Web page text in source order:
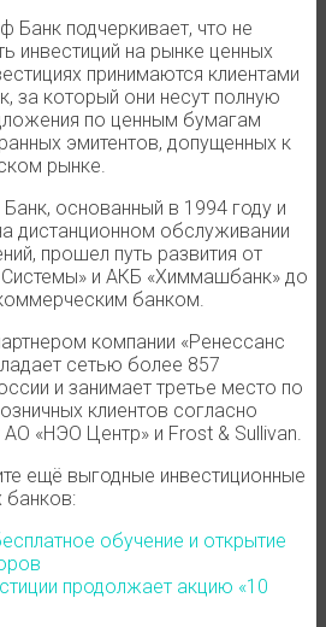
Банк подчеркивает, что не
инвестиций на рынке ценных
принимаются клиентами
за который они несут полную
по ценным бумагам
эмитентов, допущенных к
рынке.
основанный в 1994 году и
дистанционном обслуживании
прошел путь развития от
и АКБ «Химмашбанк» до
банком.
компании «Ренессанс
сетью более 857
и занимает третье место по
клиентов согласно
«НЭО Центр» и Frost & Sullivan.
ещё выгодные инвестиционные
банков:
обучение и открытие
продолжает акцию «10